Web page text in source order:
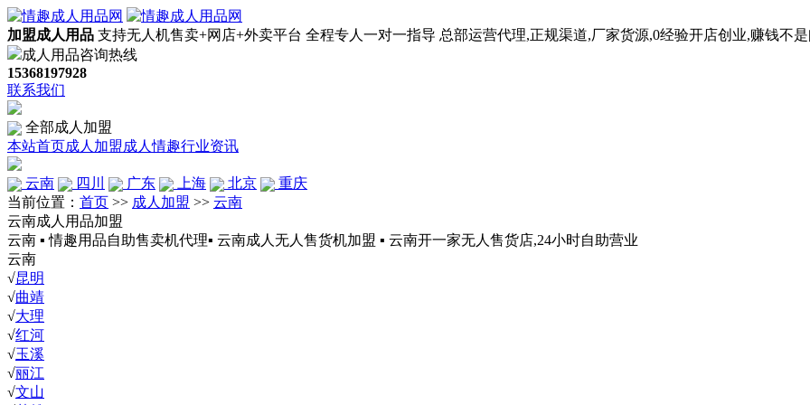
加盟成人用品 支持无人机售卖+网店+外卖平台 全程专人一对一指导 总部运营代理,正规渠道,厂家货源,0经验开店创业,赚钱不
成人用品咨询热线
15368197928
联系我们
全部成人加盟
本站首页成人加盟成人情趣行业资讯
云南 四川 广东 上海 北京
重庆
当前位置： 首页 >> 成人加盟 >> 云南
云南成人用品加盟
云南 ▪ 情趣用品自助售卖机代理▪ 云南成人无人售货机加盟 ▪ 云南开一家无人售货店,24小时自助营业
云南
√昆明
√曲靖
√大理
√红河
√玉溪
√丽江
√文山